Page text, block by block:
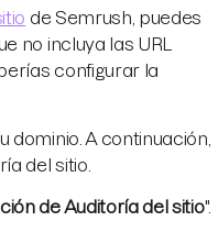
de Semrush, puedes
no incluya las URL
configurar la
A continuación,
del sitio.
de Auditoría del sitio".